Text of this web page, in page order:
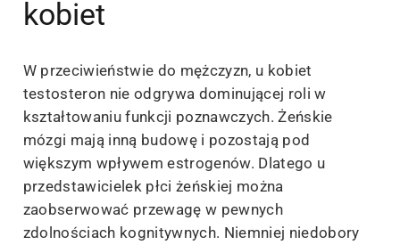
kobiet
W przeciwieństwie do mężczyzn, u kobiet
testosteron nie odgrywa dominującej roli w
kształtowaniu funkcji poznawczych. Żeńskie
mózgi mają inną budowę i pozostają pod
większym wpływem estrogenów. Dlatego u
przedstawicielek płci żeńskiej można
zaobserwować przewagę w pewnych
zdolnościach kognitywnych. Niemniej niedobory